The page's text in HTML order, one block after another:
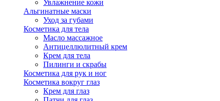
Увлажнение кожи
Альгинатные маски
Уход за губами
Косметика для тела
Масло массажное
Антицеллюлитный крем
Крем для тела
Пилинги и скрабы
Косметика для рук и ног
Косметика вокруг глаз
Крем для глаз